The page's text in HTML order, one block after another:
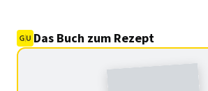
Das Buch zum Rezept